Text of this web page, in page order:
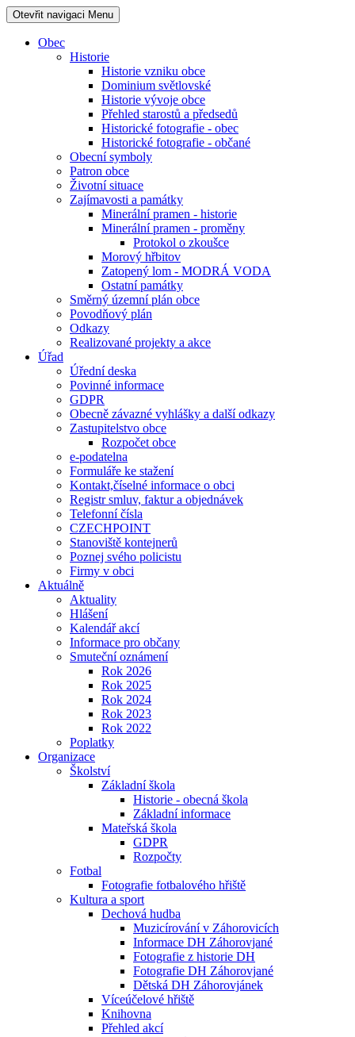
Otevřit navigaci Menu
Obec
Historie
Historie vzniku obce
Dominium světlovské
Historie vývoje obce
Přehled starostů a předsedů
Historické fotografie - obec
Historické fotografie - občané
Obecní symboly
Patron obce
Životní situace
Zajímavosti a památky
Minerální pramen - historie
Minerální pramen - proměny
Protokol o zkoušce
Morový hřbitov
Zatopený lom - MODRÁ VODA
Ostatní památky
Směrný územní plán obce
Povodňový plán
Odkazy
Realizované projekty a akce
Úřad
Úřední deska
Povinné informace
GDPR
Obecně závazné vyhlášky a další odkazy
Zastupitelstvo obce
Rozpočet obce
e-podatelna
Formuláře ke stažení
Kontakt,číselné informace o obci
Registr smluv, faktur a objednávek
Telefonní čísla
CZECHPOINT
Stanoviště kontejnerů
Poznej svého policistu
Firmy v obci
Aktuálně
Aktuality
Hlášení
Kalendář akcí
Informace pro občany
Smuteční oznámení
Rok 2026
Rok 2025
Rok 2024
Rok 2023
Rok 2022
Poplatky
Organizace
Školství
Základní škola
Historie - obecná škola
Základní informace
Mateřská škola
GDPR
Rozpočty
Fotbal
Fotografie fotbalového hřiště
Kultura a sport
Dechová hudba
Muzicírování v Záhorovicích
Informace DH Záhorovjané
Fotografie z historie DH
Fotografie DH Záhorovjané
Dětská DH Záhorovjánek
Víceúčelové hřiště
Knihovna
Přehled akcí